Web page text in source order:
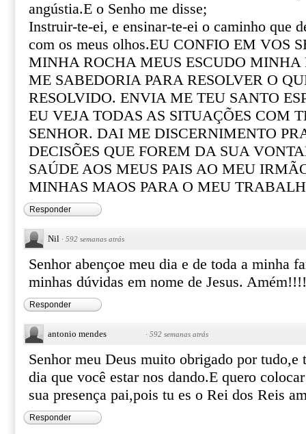
angústia.E o Senho me disse;
Instruir-te-ei, e ensinar-te-ei o caminho que
com os meus olhos.EU CONFIO EM VOS
MINHA ROCHA MEUS ESCUDO MINHA
ME SABEDORIA PARA RESOLVER O
RESOLVIDO. ENVIA ME TEU SANTO
EU VEJA TODAS AS SITUAÇÕES COM
SENHOR. DAI ME DISCERNIMENTO
DECISÕES QUE FOREM DA SUA
SAÚDE AOS MEUS PAIS AO MEU
MINHAS MAOS PARA O MEU
Responder
Nil · 592 semanas atrás
Senhor abençoe meu dia e de toda a minha
minhas dúvidas em nome de Jesus. Amém!!!!
Responder
antonio mendes · 592 semanas atrás
Senhor meu Deus muito obrigado por tudo,e
dia que você estar nos dando.E quero
sua presença pai,pois tu es o Rei dos Reis
Responder